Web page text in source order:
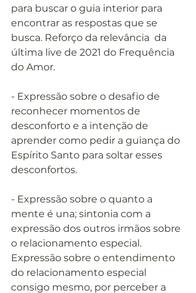
para buscar o guia interior para
encontrar as respostas que se
busca. Reforço da relevância  da
última live de 2021 do Frequência
do Amor.
- Expressão sobre o desafio de
reconhecer momentos de
desconforto e a intenção de
aprender como pedir a guiança do
Espírito Santo para soltar esses
desconfortos.
- Expressão sobre o quanto a
mente é una; sintonia com a
expressão dos outros irmãos sobre
o relacionamento especial.
Expressão sobre o entendimento
do relacionamento especial
consigo mesmo, por perceber a